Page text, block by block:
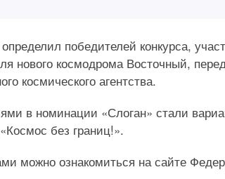
победителей конкурса,
нового космодрома Восточный,
космического агентства.
в номинации «Слоган» стали
без границ!».
можно ознакомиться на сайте